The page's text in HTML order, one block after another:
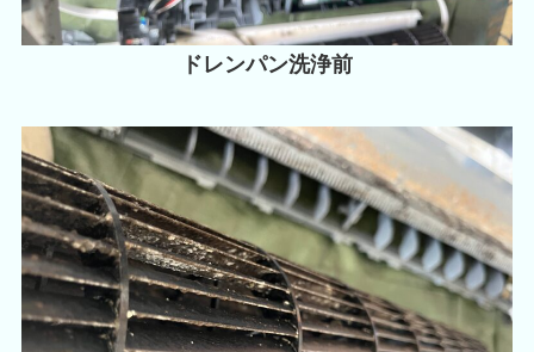
ドレンパン洗浄前